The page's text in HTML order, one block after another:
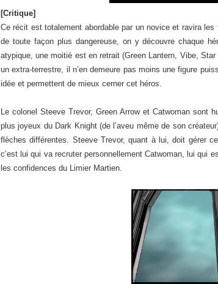
[Critique]
Ce récit est totalement abordable par un novice et ravira
de toute façon plus dangereuse, on y découvre chaque
atypique, une moitié est en retrait (Green Lantern, Vibe,
un extra-terrestre, il n’en demeure pas moins une figure
idée et permettent de mieux cerner cet héros.
Le colonel Steeve Trevor, Green Arrow et Catwoman
plus joyeux du Dark Knight (de l’aveu même de son
flèches différentes. Steeve Trevor, quant à lui, doit gérer
c’est lui qui va recruter personnellement Catwoman, lui qui
les confidences du Limier Martien.